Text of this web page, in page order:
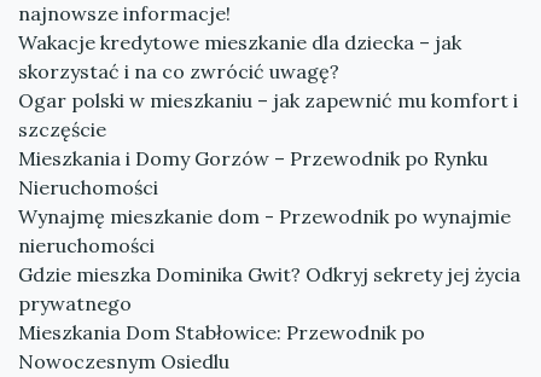
najnowsze informacje!
Wakacje kredytowe mieszkanie dla dziecka – jak
skorzystać i na co zwrócić uwagę?
Ogar polski w mieszkaniu – jak zapewnić mu komfort i
szczęście
Mieszkania i Domy Gorzów – Przewodnik po Rynku
Nieruchomości
Wynajmę mieszkanie dom - Przewodnik po wynajmie
nieruchomości
Gdzie mieszka Dominika Gwit? Odkryj sekrety jej życia
prywatnego
Mieszkania Dom Stabłowice: Przewodnik po
Nowoczesnym Osiedlu